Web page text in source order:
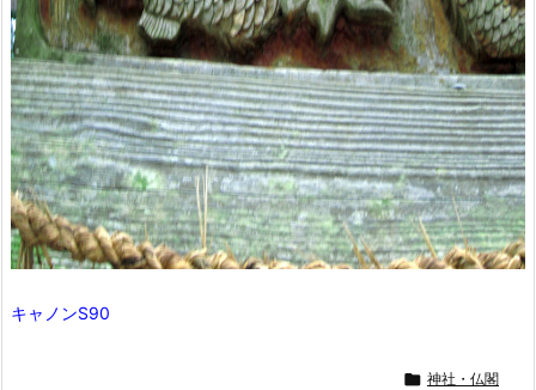
キャノンS90
 神社・仏閣